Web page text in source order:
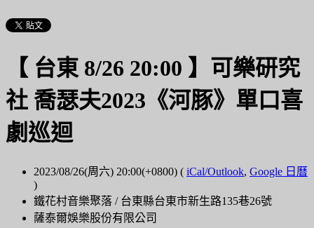
【 台東 8/26 20:00 】可樂研究
社 喬瑟夫2023《河豚》單口喜
劇巡迴
2023/08/26(周六) 20:00(+0800) ( iCal/Outlook, Google 日曆
)
鐵花村音樂聚落 / 台東縣台東市新生路135巷26號
薩泰爾娛樂股份有限公司